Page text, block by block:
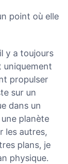
point où elle
y a toujours
uniquement
propulser
sur un
dans un
planète
les autres,
plans, je
physique.